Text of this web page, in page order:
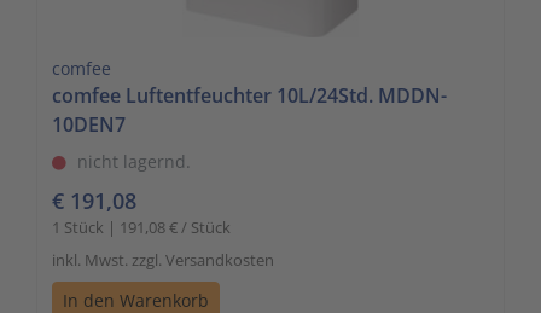
comfee
comfee Luftentfeuchter 10L/24Std. MDDN-
10DEN7
nicht lagernd.
€ 191,08
1 Stück | 191,08 € / Stück
inkl. Mwst. zzgl. Versandkosten
In den Warenkorb